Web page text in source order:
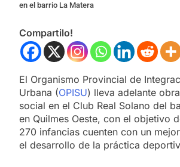
en el barrio La Matera
Compartilo!
El Organismo Provincial de
Urbana (OPISU) lleva adelante
social en el Club Real Solano del
en Quilmes Oeste, con el objetivo
270 infancias cuenten con un
el desarrollo de la práctica